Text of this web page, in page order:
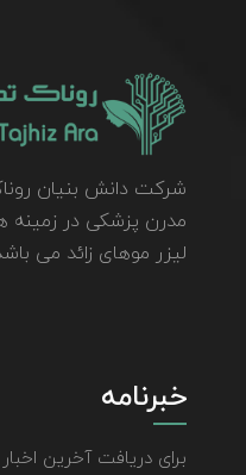
شرکت دانش بنیان روناک
مدرن پزشکی در زمینه
لیزر موهای زائد می باشد.
خبرنامه
برای دریافت آخرین اخبار